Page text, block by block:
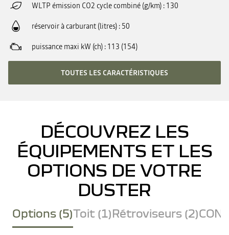
WLTP émission CO2 cycle combiné (g/km) 130
réservoir à carburant (litres) 50
puissance maxi kW (ch) 113 (154)
TOUTES LES CARACTÉRISTIQUES
DÉCOUVREZ LES
ÉQUIPEMENTS ET LES
OPTIONS DE VOTRE
DUSTER
Options (5)Toit (1)Rétroviseurs (2)